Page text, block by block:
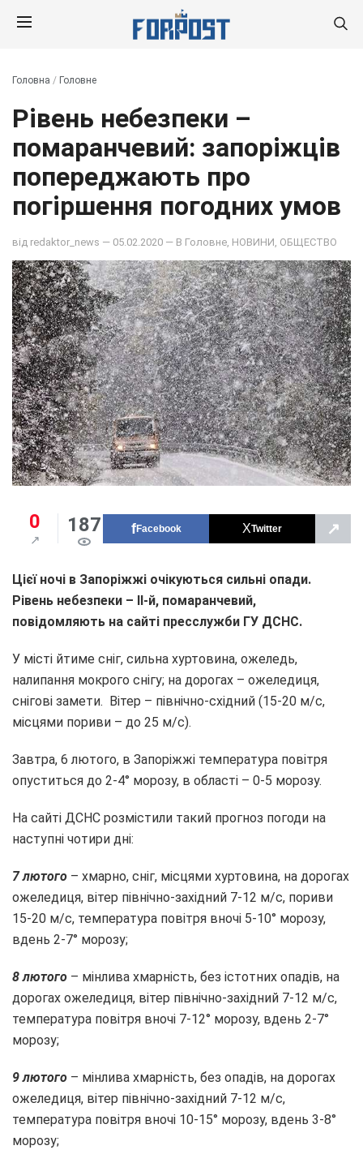
Головна / Головне
Рівень небезпеки –
помаранчевий: запоріжців
попереджають про
погіршення погодних умов
від redaktor_news — 05.02.2020 — В Головне НОВИНИ ОБЩЕСТВО
0 187 Facebook Twitter ↗
Цієї ночі в Запоріжжі очікуються сильні опади.
Рівень небезпеки – II-й, помаранчевий,
повідомляють на сайті пресслужби ГУ ДСНС.
У місті йтиме сніг, сильна хуртовина, ожеледь,
налипання мокрого снігу; на дорогах – ожеледиця,
снігові замети. Вітер – північно-східний (15-20 м/с,
місцями пориви – до 25 м/с).
Завтра, 6 лютого, в Запоріжжі температура повітря
опуститься до 2-4° морозу, в області – 0-5 морозу.
На сайті ДСНС розмістили такий прогноз погоди на
наступні чотири дні:
7 лютого – хмарно, сніг, місцями хуртовина, на дорогах
ожеледиця, вітер північно-західний 7-12 м/с, пориви
15-20 м/с, температура повітря вночі 5-10° морозу,
вдень 2-7° морозу;
8 лютого – мінлива хмарність, без істотних опадів, на
дорогах ожеледиця, вітер північно-західний 7-12 м/с,
температура повітря вночі 7-12° морозу, вдень 2-7°
морозу;
9 лютого – мінлива хмарність, без опадів, на дорогах
ожеледиця, вітер північно-західний 7-12 м/с,
температура повітря вночі 10-15° морозу, вдень 3-8°
морозу;